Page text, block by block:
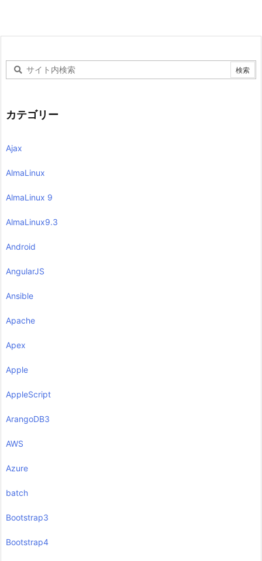
カテゴリー
Ajax
AlmaLinux
AlmaLinux 9
AlmaLinux9.3
Android
AngularJS
Ansible
Apache
Apex
Apple
AppleScript
ArangoDB3
AWS
Azure
batch
Bootstrap3
Bootstrap4